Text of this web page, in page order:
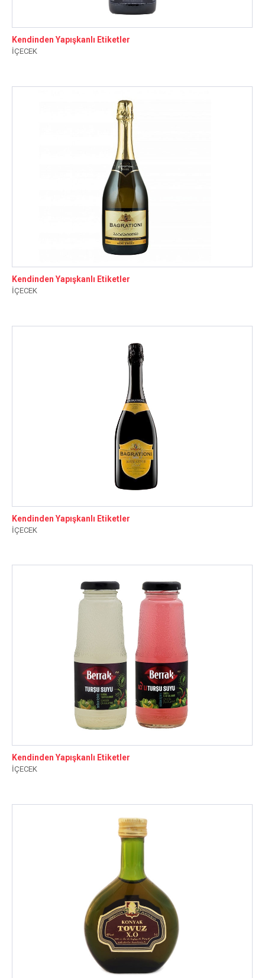
Kendinden Yapışkanlı Etiketler
İÇECEK
Kendinden Yapışkanlı Etiketler
İÇECEK
Kendinden Yapışkanlı Etiketler
İÇECEK
Kendinden Yapışkanlı Etiketler
İÇECEK